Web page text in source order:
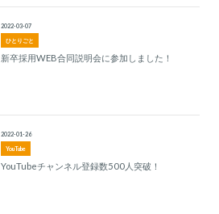
ひとりごと
2022-03-07
新卒採用WEB合同説明会に参加しました！
YouTube
2022-01-26
YouTubeチャンネル登録数500人突破！